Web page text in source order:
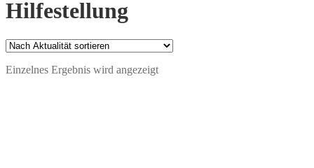
Hilfestellung
Einzelnes Ergebnis wird angezeigt